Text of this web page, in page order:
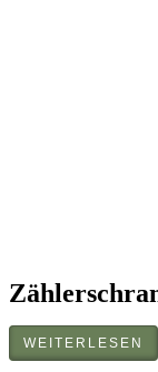
WEITERLESEN